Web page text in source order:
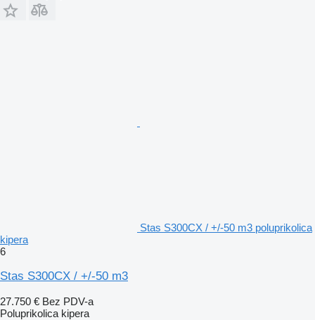
Stas S300CX / +/-50 m3 poluprikolica
kipera
6
Stas S300CX / +/-50 m3
27.750 € Bez PDV-a
Poluprikolica kipera